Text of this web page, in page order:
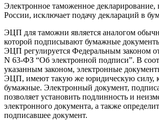
Электронное таможенное
России, исключает подачу деклараций в
ЭЦП для таможни является аналогом
которой подписывают бумажные
ЭЦП регулируется Федеральным законом
N 63-ФЗ “Об электронной подписи”. В
указанным законом, электронные
ЭЦП, имеют такую же юридическую силу,
бумажные. Электронный документ,
позволяет установить подлинность и
электронного документа, а также
подписавшее документ.